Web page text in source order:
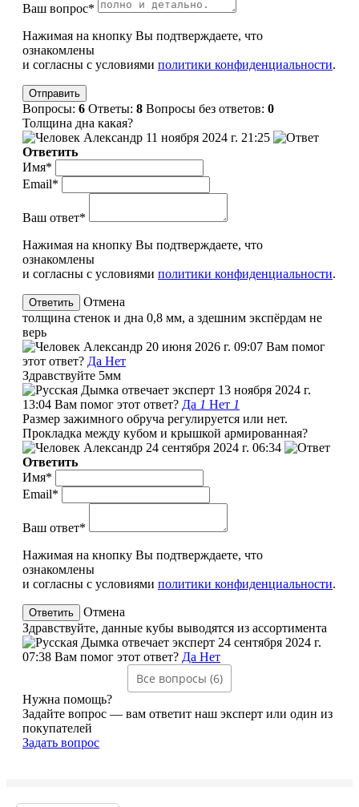
Ваш вопрос*
Нажимая на кнопку Вы подтверждаете, что
ознакомлены
и согласны с условиями политики конфиденциальности.
Вопросы: 6 Ответы: 8 Вопросы без ответов: 0
Толщина дна какая?
Александр 11 ноября 2024 г. 21:25
Ответить
Имя*
Email*
Ваш ответ*
Нажимая на кнопку Вы подтверждаете, что
ознакомлены
и согласны с условиями политики конфиденциальности.
Отмена
толщина стенок и дна 0,8 мм, а здешним экспёрдам не
верь
Александр 20 июня 2026 г. 09:07 Вам помог
этот ответ? Да Нет
Здравствуйте 5мм
эксперт 13 ноября 2024 г.
13:04 Вам помог этот ответ? Да 1 Нет 1
Размер зажимного обруча регулируется или нет.
Прокладка между кубом и крышкой армированная?
Александр 24 сентября 2024 г. 06:34
Ответить
Имя*
Email*
Ваш ответ*
Нажимая на кнопку Вы подтверждаете, что
ознакомлены
и согласны с условиями политики конфиденциальности.
Отмена
Здравствуйте, данные кубы выводятся из ассортимента
эксперт 24 сентября 2024 г.
07:38 Вам помог этот ответ? Да Нет
Все вопросы (6)
Нужна помощь?
Задайте вопрос — вам ответит наш эксперт или один из
покупателей
Задать вопрос